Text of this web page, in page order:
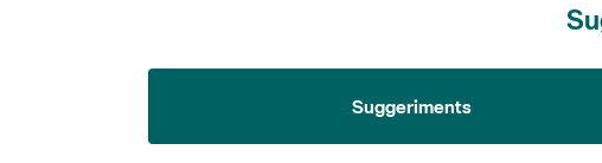
Suggeriments